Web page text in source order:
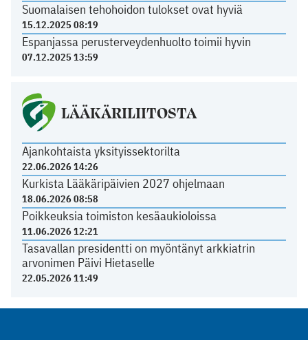
Suomalaisen tehohoidon tulokset ovat hyviä
15.12.2025 08:19
Espanjassa perusterveydenhuolto toimii hyvin
07.12.2025 13:59
LÄÄKÄRILIITOSTA
Ajankohtaista yksityissektorilta
22.06.2026 14:26
Kurkista Lääkäripäivien 2027 ohjelmaan
18.06.2026 08:58
Poikkeuksia toimiston kesäaukioloissa
11.06.2026 12:21
Tasavallan presidentti on myöntänyt arkkiatrin
arvonimen Päivi Hietaselle
22.05.2026 11:49